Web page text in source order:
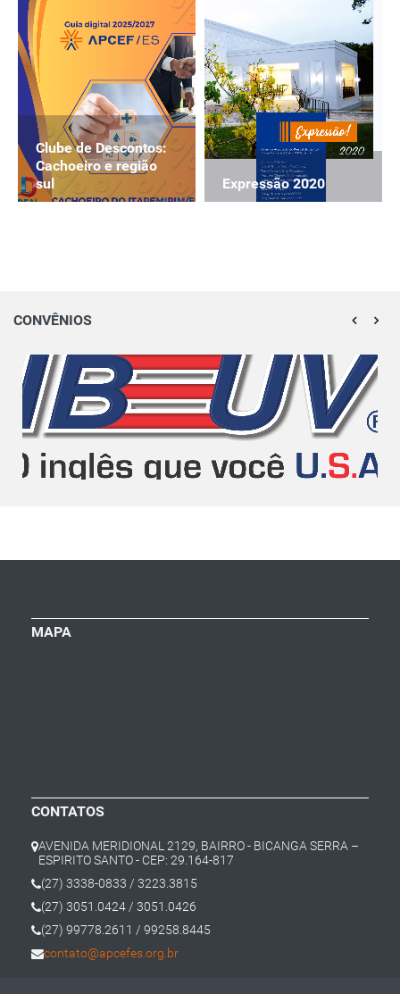
Clube de Descontos:
Cachoeiro e região
sul
Expressão 2020
CONVÊNIOS
MAPA
CONTATOS
AVENIDA MERIDIONAL 2129, BAIRRO - BICANGA SERRA –
ESPIRITO SANTO - CEP: 29.164-817
(27) 3338-0833 / 3223.3815
(27) 3051.0424 / 3051.0426
(27) 99778.2611 / 99258.8445
contato@apcefes.org.br